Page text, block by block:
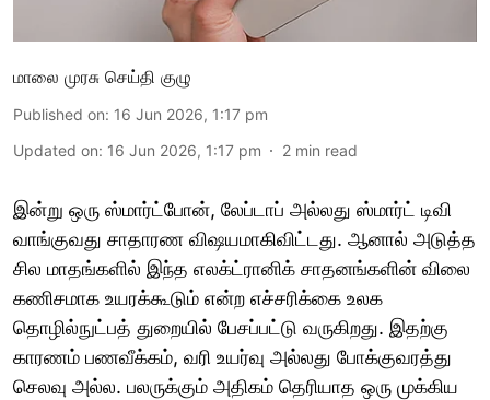
மாலை முரசு செய்தி குழு
Published on: 16 Jun 2026, 1:17 pm
Updated on: 16 Jun 2026, 1:17 pm 2 min read
இன்று ஒரு ஸ்மார்ட்போன், லேப்டாப் அல்லது ஸ்மார்ட் டிவி
வாங்குவது சாதாரண விஷயமாகிவிட்டது. ஆனால் அடுத்த
சில மாதங்களில் இந்த எலக்ட்ரானிக் சாதனங்களின் விலை
கணிசமாக உயரக்கூடும் என்ற எச்சரிக்கை உலக
தொழில்நுட்பத் துறையில் பேசப்பட்டு வருகிறது. இதற்கு
காரணம் பணவீக்கம், வரி உயர்வு அல்லது போக்குவரத்து
செலவு அல்ல. பலருக்கும் அதிகம் தெரியாத ஒரு முக்கிய